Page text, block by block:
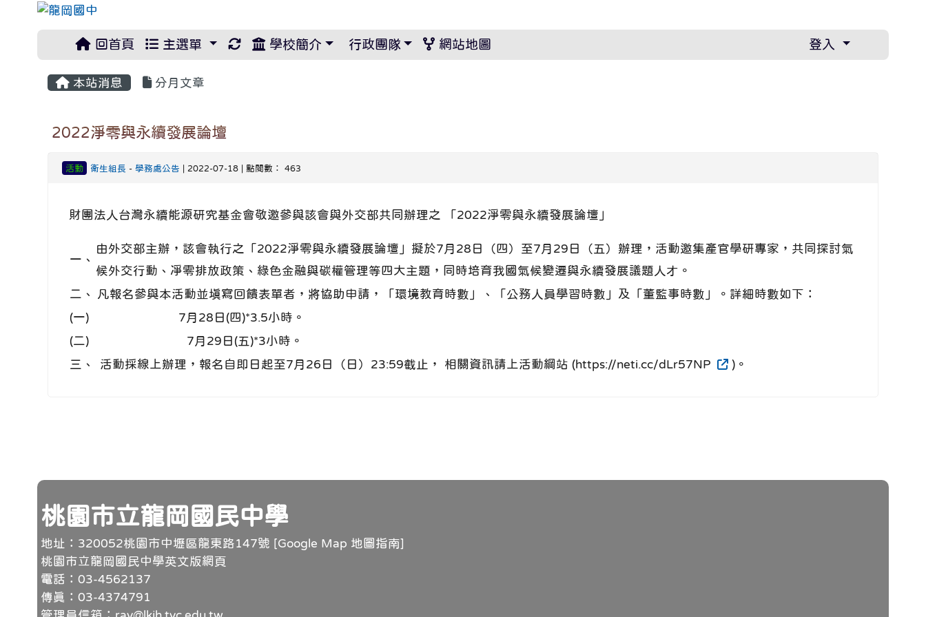
回首頁 主選單 重新取得佈景設定
學校簡介 行政團隊 網站地圖 登入
本站消息 分月文章
2022淨零與永續發展論壇
活動 衛生組長 - 學務處公告 | 2022-07-18 | 點閱數： 463
財團法人台灣永續能源研究基金會敬邀參與該會與外交部共同辦理之 「2022淨零與永續發展論壇」
一、
由外交部主辦，該會執行之「2022淨零與永續發展論壇」擬於7月28日（四）至7月29日（五）辦理，活動邀集產官學研專家，共同探討氣
候外交行動、凈零排放政策、綠色金融與碳權管理等四大主題，同時培育我國氣候變遷與永續發展議題人才。
二、
凡報名參與本活動並填寫回饋表單者，將協助申請，「環境教育時數」、「公務人員學習時數」及「董監事時數」。詳細時數如下：
(一)
7月28日(四)*3.5小時。
(二)
7月29日(五)*3小時。
三、
活動採線上辦理，報名自即日起至7月26日（日）23:59截止， 相關資訊請上活動綱站 (https://neti.cc/dLr57NP )。
頁尾
桃園市立龍岡國民中學
地址：320052桃園市中壢區龍東路147號 [Google Map 地圖指南]
桃園市立龍岡國民中學英文版網頁
電話：03-4562137
傳真：03-4374791